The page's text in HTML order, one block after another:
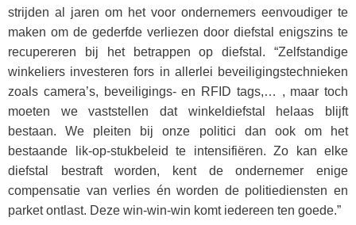
strijden al jaren om het voor ondernemers eenvoudiger te
maken om de gederfde verliezen door diefstal enigszins te
recupereren bij het betrappen op diefstal. “Zelfstandige
winkeliers investeren fors in allerlei beveiligingstechnieken
zoals camera’s, beveiligings- en RFID tags,… , maar toch
moeten we vaststellen dat winkeldiefstal helaas blijft
bestaan. We pleiten bij onze politici dan ook om het
bestaande lik-op-stukbeleid te intensifiëren. Zo kan elke
diefstal bestraft worden, kent de ondernemer enige
compensatie van verlies én worden de politiediensten en
parket ontlast. Deze win-win-win komt iedereen ten goede.”